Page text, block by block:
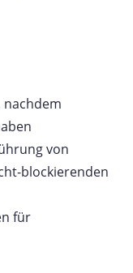
nachdem
von
blockierenden
für